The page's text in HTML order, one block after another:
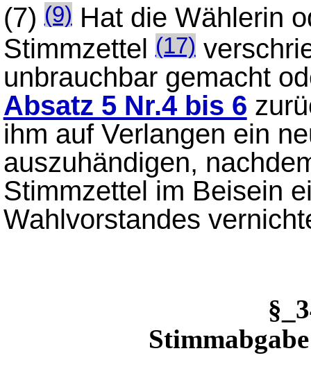
(7)(9) Hat die Wählerin
Stimmzettel(17)
unbrauchbar gemacht
Absatz 5 Nr.4 bis 6
ihm auf Verlangen ein
auszuhändigen,
Stimmzettel im Beisein
Wahlvorstandes